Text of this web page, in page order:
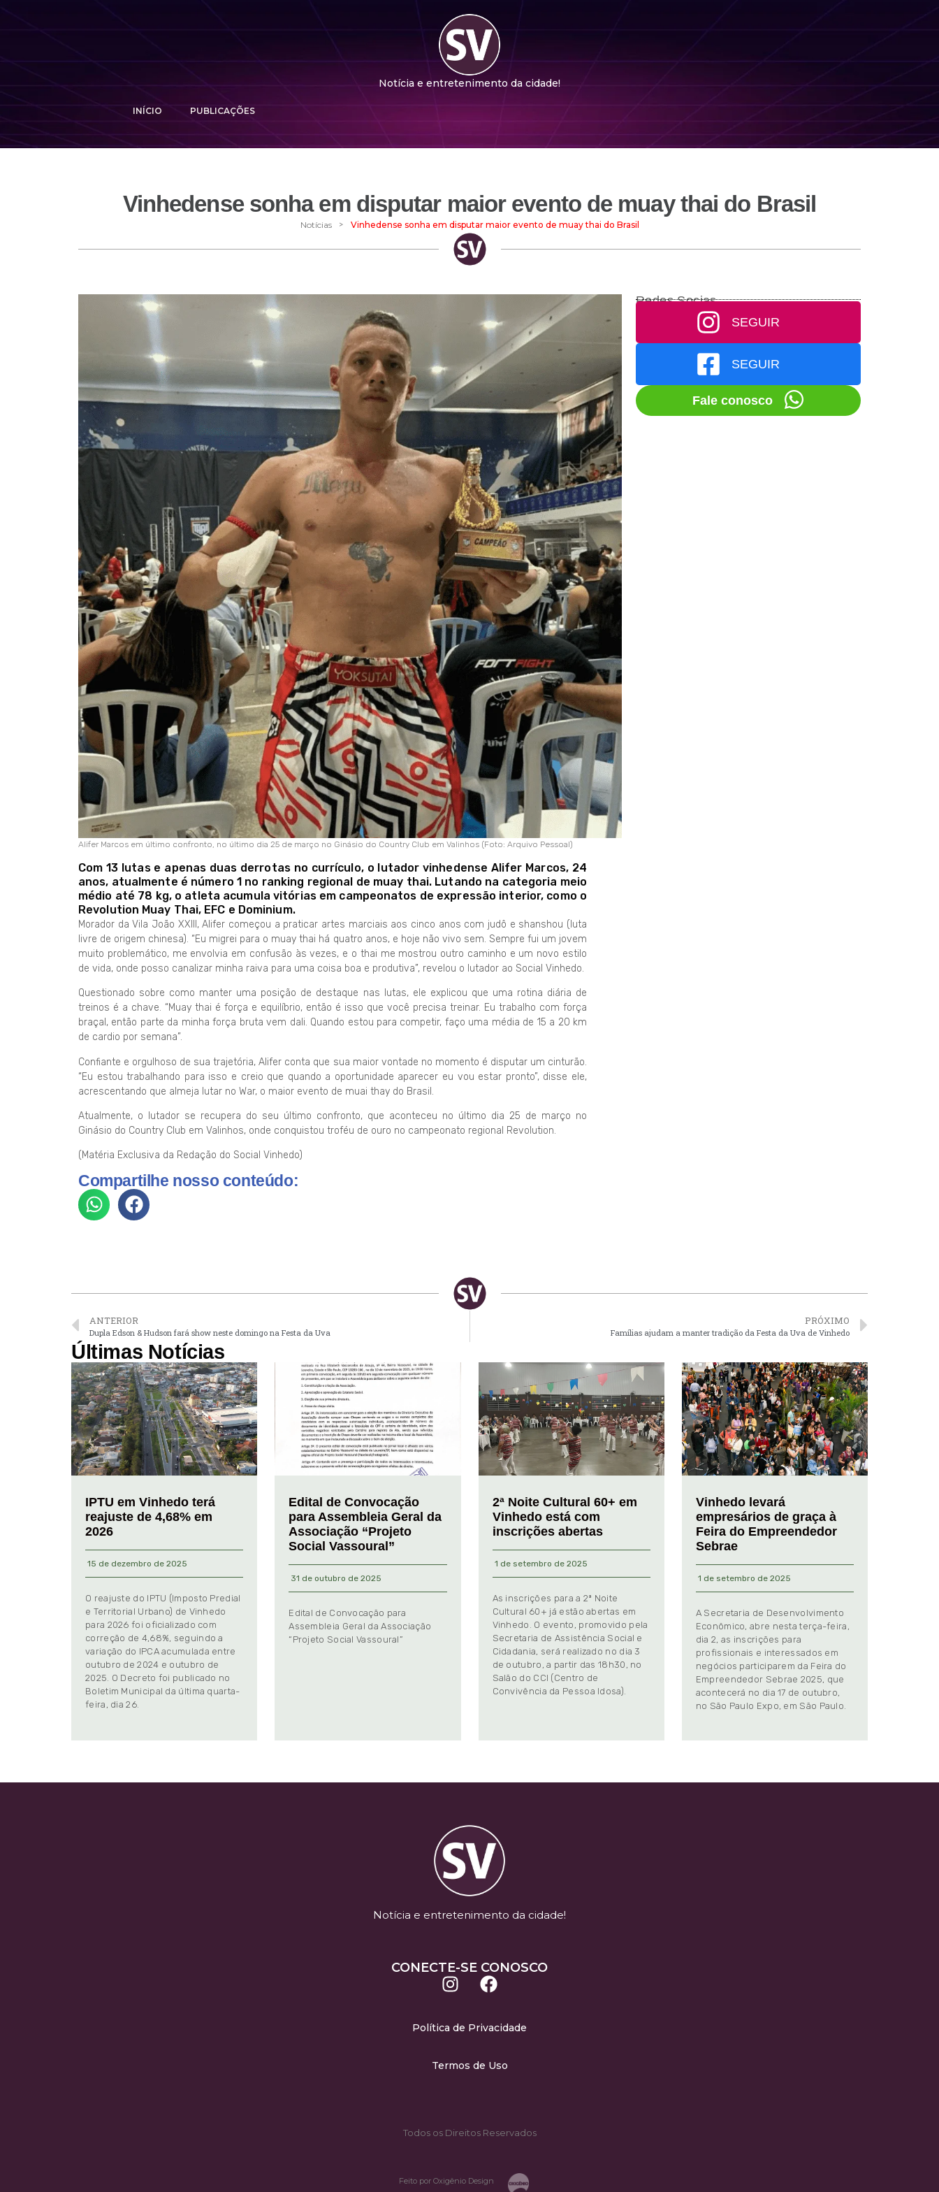
Notícia e entretenimento da cidade!
INÍCIO PUBLICAÇÕES
Vinhedense sonha em disputar maior evento de muay thai do Brasil
Notícias > Vinhedense sonha em disputar maior evento de muay thai do Brasil
Alifer Marcos em último confronto, no último dia 25 de março no Ginásio do Country Club em Valinhos (Foto: Arquivo Pessoal)
Com 13 lutas e apenas duas derrotas no currículo, o lutador vinhedense Alifer Marcos, 24
anos, atualmente é número 1 no ranking regional de muay thai. Lutando na categoria meio
médio até 78 kg, o atleta acumula vitórias em campeonatos de expressão interior, como o
Revolution Muay Thai, EFC e Dominium.
Morador da Vila João XXIII, Alifer começou a praticar artes marciais aos cinco anos com judô e shanshou (luta
livre de origem chinesa). “Eu migrei para o muay thai há quatro anos, e hoje não vivo sem. Sempre fui um jovem
muito problemático, me envolvia em confusão às vezes, e o thai me mostrou outro caminho e um novo estilo
de vida, onde posso canalizar minha raiva para uma coisa boa e produtiva”, revelou o lutador ao Social Vinhedo.
Questionado sobre como manter uma posição de destaque nas lutas, ele explicou que uma rotina diária de
treinos é a chave. “Muay thai é força e equilíbrio, então é isso que você precisa treinar. Eu trabalho com força
braçal, então parte da minha força bruta vem dali. Quando estou para competir, faço uma média de 15 a 20 km
de cardio por semana”.
Confiante e orgulhoso de sua trajetória, Alifer conta que sua maior vontade no momento é disputar um cinturão.
“Eu estou trabalhando para isso e creio que quando a oportunidade aparecer eu vou estar pronto”, disse ele,
acrescentando que almeja lutar no War, o maior evento de muai thay do Brasil.
Atualmente, o lutador se recupera do seu último confronto, que aconteceu no último dia 25 de março no
Ginásio do Country Club em Valinhos, onde conquistou troféu de ouro no campeonato regional Revolution.
(Matéria Exclusiva da Redação do Social Vinhedo)
Compartilhe nosso conteúdo:
Redes Socias
SEGUIR
SEGUIR
Fale conosco
ANTERIOR
Dupla Edson & Hudson fará show neste domingo na Festa da Uva
PRÓXIMO
Famílias ajudam a manter tradição da Festa da Uva de Vinhedo
Últimas Notícias
IPTU em Vinhedo terá
reajuste de 4,68% em
2026
15 de dezembro de 2025
O reajuste do IPTU (Imposto Predial
e Territorial Urbano) de Vinhedo
para 2026 foi oficializado com
correção de 4,68%, seguindo a
variação do IPCA acumulada entre
outubro de 2024 e outubro de
2025. O Decreto foi publicado no
Boletim Municipal da última quarta-
feira, dia 26.
Edital de Convocação
para Assembleia Geral da
Associação “Projeto
Social Vassoural”
31 de outubro de 2025
Edital de Convocação para
Assembleia Geral da Associação
“Projeto Social Vassoural”
2ª Noite Cultural 60+ em
Vinhedo está com
inscrições abertas
1 de setembro de 2025
As inscrições para a 2ª Noite
Cultural 60+ já estão abertas em
Vinhedo. O evento, promovido pela
Secretaria de Assistência Social e
Cidadania, será realizado no dia 3
de outubro, a partir das 18h30, no
Salão do CCI (Centro de
Convivência da Pessoa Idosa).
Vinhedo levará
empresários de graça à
Feira do Empreendedor
Sebrae
1 de setembro de 2025
A Secretaria de Desenvolvimento
Econômico, abre nesta terça-feira,
dia 2, as inscrições para
profissionais e interessados em
negócios participarem da Feira do
Empreendedor Sebrae 2025, que
acontecerá no dia 17 de outubro,
no São Paulo Expo, em São Paulo.
Notícia e entretenimento da cidade!
CONECTE-SE CONOSCO
Política de Privacidade
Termos de Uso
Todos os Direitos Reservados
Feito por Oxigênio Design